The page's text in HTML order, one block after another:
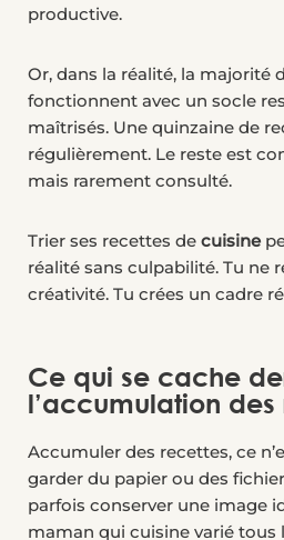
productive.
Or, dans la réalité, la majorité
fonctionnent avec un socle
maîtrisés. Une quinzaine de
régulièrement. Le reste est
mais rarement consulté.
Trier ses recettes de cuisine
réalité sans culpabilité. Tu ne
créativité. Tu crées un cadre
Ce qui se cache
l’accumulation des
Accumuler des recettes, ce
garder du papier ou des
parfois conserver une image
maman qui cuisine varié tous